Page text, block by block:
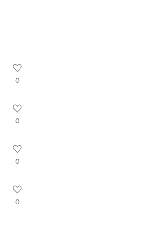
0
0
0
0